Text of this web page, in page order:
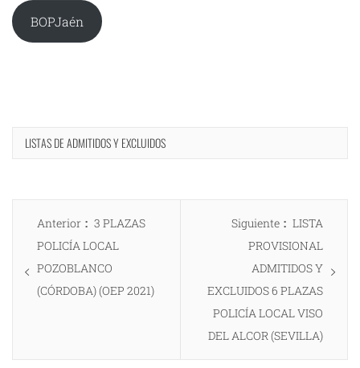
BOPJaén
LISTAS DE ADMITIDOS Y EXCLUIDOS
Navegación
entradas
Anterior
Entrada
anterior:
3 PLAZAS
POLICÍA LOCAL
POZOBLANCO
(CÓRDOBA) (OEP 2021)
Siguiente
Entrada
siguiente:
LISTA
PROVISIONAL
ADMITIDOS Y
EXCLUIDOS 6 PLAZAS
POLICÍA LOCAL VISO
DEL ALCOR (SEVILLA)